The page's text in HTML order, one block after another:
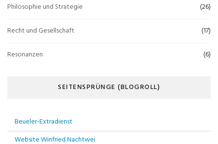
Philosophie und Strategie (26)
Recht und Gesellschaft (17)
Resonanzen (6)
SEITENSPRÜNGE (BLOGROLL)
Beueler-Extradienst
Website Winfried Nachtwei